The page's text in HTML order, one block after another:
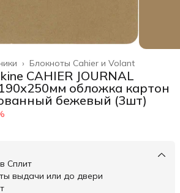
Блокноты Cahier и Volant
›
›
CAHIER JOURNAL
обложка картон
бежевый (3шт)
Сплит
выдачи или до двери